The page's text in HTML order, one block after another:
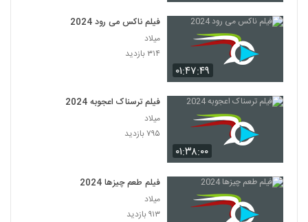
۰۱:۴۷:۴۹
فیلم ناکس می رود 2024
میلاد
۳۱۴ بازدید
۰۱:۳۸:۰۰
فیلم ترسناک اعجوبه 2024
میلاد
۷۹۵ بازدید
فیلم طعم چیزها 2024
میلاد
۹۱۳ بازدید